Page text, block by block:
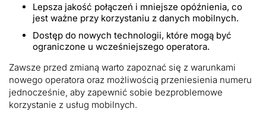
Lepsza jakość połączeń i mniejsze opóźnienia, co
jest ważne przy korzystaniu z danych mobilnych.
Dostęp do nowych technologii, które mogą być
ograniczone u wcześniejszego operatora.
Zawsze przed zmianą warto zapoznać się z warunkami
nowego operatora oraz możliwością przeniesienia numeru
jednocześnie, aby zapewnić sobie bezproblemowe
korzystanie z usług mobilnych.